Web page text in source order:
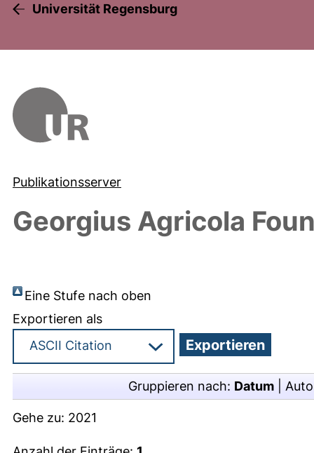
Universität Regensburg
Publikationsserver
Georgius Agricola
Eine Stufe nach oben
Exportieren als
Gruppieren nach: Datum
Gehe zu: 2021